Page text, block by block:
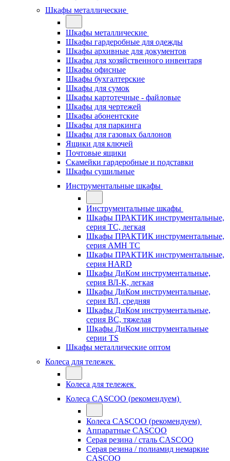
Шкафы металлические
Шкафы металлические
Шкафы гардеробные для одежды
Шкафы архивные для документов
Шкафы для хозяйственного инвентаря
Шкафы офисные
Шкафы бухгалтерские
Шкафы для сумок
Шкафы картотечные - файловые
Шкафы для чертежей
Шкафы абонентские
Шкафы для паркинга
Шкафы для газовых баллонов
Ящики для ключей
Почтовые ящики
Скамейки гардеробные и подставки
Шкафы сушильные
Инструментальные шкафы
Инструментальные шкафы
Шкафы ПРАКТИК инструментальные,
серия ТC, легкая
Шкафы ПРАКТИК инструментальные,
серия AMH TC
Шкафы ПРАКТИК инструментальные,
серия HARD
Шкафы ДиКом инструментальные,
cерия ВЛ-К, легкая
Шкафы ДиКом инструментальные,
серия ВЛ, средняя
Шкафы ДиКом инструментальные,
серия ВС, тяжелая
Шкафы ДиКом инструментальные
серии TS
Шкафы металлические оптом
Колеса для тележек
Колеса для тележек
Колеса CASCOO (рекомендуем)
Колеса CASCOO (рекомендуем)
Аппаратные CASCOO
Серая резина / сталь CASCOO
Серая резина / полиамид немаркие
CASCOO